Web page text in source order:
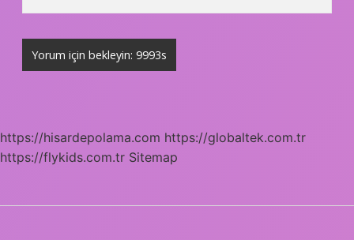
https://hisardepolama.com https://globaltek.com.tr
https://flykids.com.tr Sitemap